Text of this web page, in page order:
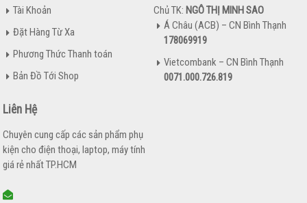
Tài Khoản
Đặt Hàng Từ Xa
Phương Thức Thanh toán
Bản Đồ Tới Shop
Chủ TK: NGÔ THỊ MINH SAO
Á Châu (ACB) – CN Bình Thạnh
178069919
Vietcombank – CN Bình Thạnh
0071.000.726.819
Liên Hệ
Chuyên cung cấp các sản phẩm phụ
kiện cho điện thoại, laptop, máy tính
giá rẻ nhất TP.HCM